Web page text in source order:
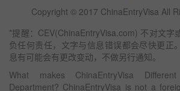
Copyright © 2017 ChinaEntryVisa All
*提醒：CEV(ChinaEntryVisa.com) 不对文字
负任何责任，文字与信息错误都会尽快更正
息有可能会有更改变动，不做另行通知。
What makes ChinaEntryVisa
Department? ChinaEntryVisa is not a